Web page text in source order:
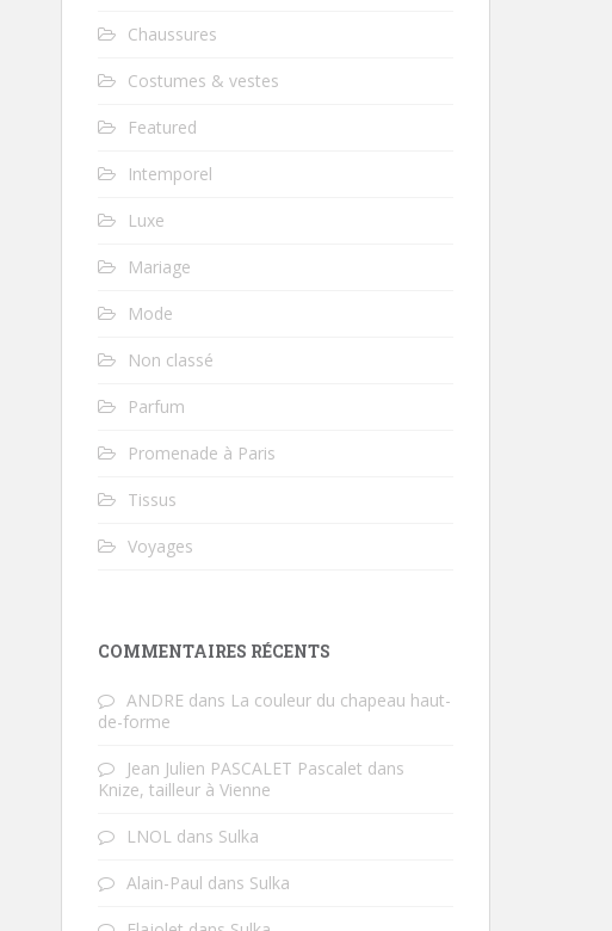
Chaussures
Costumes & vestes
Featured
Intemporel
Luxe
Mariage
Mode
Non classé
Parfum
Promenade à Paris
Tissus
Voyages
COMMENTAIRES RÉCENTS
ANDRE dans La couleur du chapeau haut-
de-forme
Jean Julien PASCALET Pascalet dans
Knize, tailleur à Vienne
LNOL dans Sulka
Alain-Paul dans Sulka